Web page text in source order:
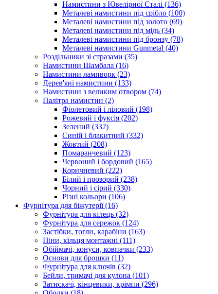
Намистини з Ювелірної Сталі (136)
Металеві намистини під срібло (100)
Металеві намистини під золото (69)
Металеві намистини під мідь (34)
Металеві намистини під бронзу (78)
Металеві намистини Gunmetal (40)
Роздільники зі стразами (35)
Намистини Шамбала (16)
Намистини лампворк (23)
Дерев'яні намистини (133)
Намистини з великим отвором (74)
Палітра намистин (2)
Фіолетовий і ліловий (198)
Рожевий і фуксія (202)
Зелений (332)
Синій і блакитний (332)
Жовтий (208)
Помаранчевий (123)
Червоний і бордовий (165)
Коричневий (222)
Білий і прозорий (238)
Чорний і сірий (330)
Різні кольори (106)
Фурнітура для біжутерії(16)
Фурнітура для кілець (32)
Фурнітура для сережок (124)
Застібки, тогли, карабіни (163)
Піни, кільця монтажні (111)
Обіймачі, конуси, ковпачки (233)
Основи для брошки (11)
Фурнітура для ключів (32)
Бейли, тримачі для кулона (101)
Затискачі, кінцевики, крімпи (296)